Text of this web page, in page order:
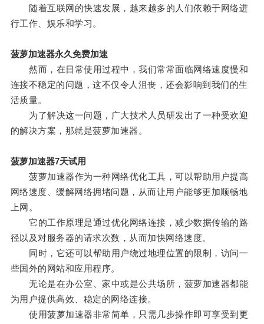
随着互联网的快速发展，越来越多的人们依赖于网络进
行工作、娱乐和学习。
菠萝加速器永久免费加速
然而，在日常使用过程中，我们常常面临网络速度慢和
连接不稳定的问题，这不仅令人沮丧，还会影响到我们的生
活质量。
为了解决这一问题，广大技术人员研发出了一种受欢迎
的解决方案，那就是菠萝加速器。
菠萝加速器7天试用
菠萝加速器作为一种网络优化工具，可以帮助用户提高
网络速度、缓解网络拥堵问题，从而让用户能够更加顺畅地
上网。
它的工作原理是通过优化网络连接，减少数据传输的路
径以及对服务器的请求次数，从而加快网络速度。
同时，它还可以帮助用户绕过地理位置的限制，访问一
些国外的网站和应用程序。
无论是在办公室、家中或是公共场所，菠萝加速器都能
为用户提供高效、稳定的网络连接。
使用菠萝加速器非常简单，只需几步操作即可享受到更